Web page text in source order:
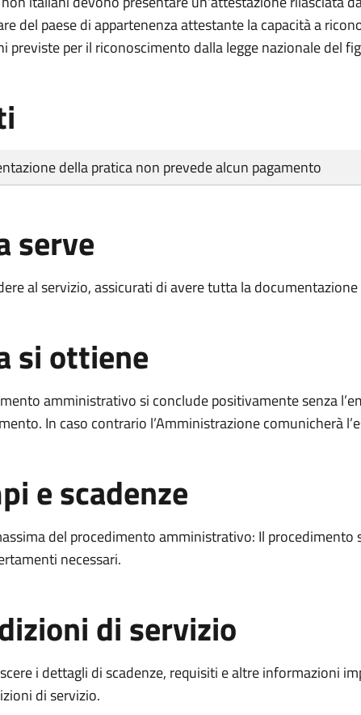
del paese di appartenenza attestante la capacità a
previste per il riconoscimento dalla legge nazionale del
della pratica non prevede alcun pagamento
serve
al servizio, assicurati di avere tutta la
si ottiene
amministrativo si conclude positivamente senza
In caso contrario l’Amministrazione comunicherà
e scadenze
del procedimento amministrativo: Il procedimento
necessari.
di servizio
i dettagli di scadenze, requisiti e altre informazioni
di servizio.